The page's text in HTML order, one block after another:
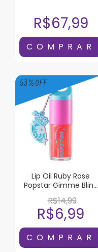
R$67,99
53%OFF
Lip Oil Ruby Rose
Popstar Gimme Bling
Liquor
R$14,99
R$6,99